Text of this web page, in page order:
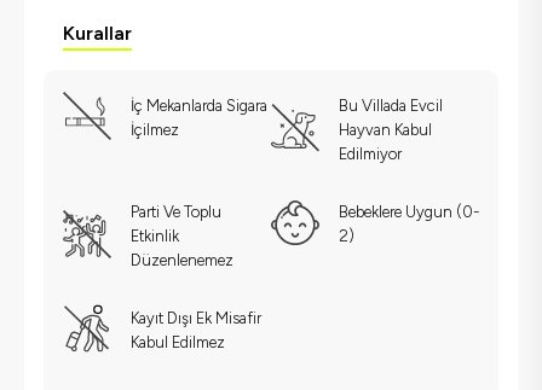
Kurallar
İç Mekanlarda Sigara
İçilmez
Bu Villada Evcil
Hayvan Kabul
Edilmiyor
Parti Ve Toplu
Etkinlik
Düzenlenemez
Bebeklere Uygun (0-
2)
Kayıt Dışı Ek Misafir
Kabul Edilmez